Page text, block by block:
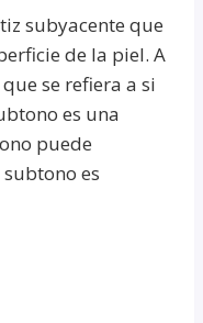
subyacente que
de la piel. A
se refiera a si
es una
puede
es